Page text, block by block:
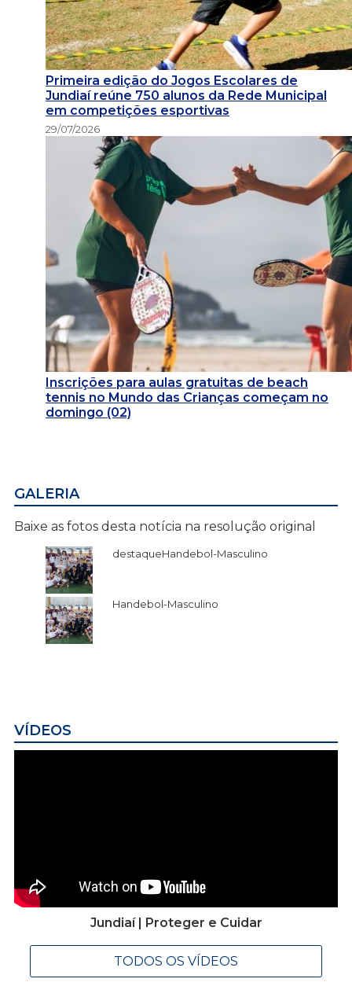
Primeira edição do Jogos Escolares de
Jundiaí reúne 750 alunos da Rede Municipal
em competições esportivas
29/07/2026
Inscrições para aulas gratuitas de beach
tennis no Mundo das Crianças começam no
domingo (02)
GALERIA
Baixe as fotos desta notícia na resolução original
destaqueHandebol-Masculino
Handebol-Masculino
VÍDEOS
Jundiaí | Proteger e Cuidar
TODOS OS VÍDEOS